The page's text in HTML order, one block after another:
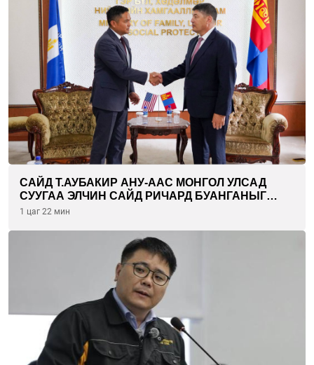
САЙД Т.АУБАКИР АНУ-ААС МОНГОЛ УЛСАД
СУУГАА ЭЛЧИН САЙД РИЧАРД БУАНГАНЫГ
ХҮЛЭЭН АВЧ УУЛЗЛАА
1 цаг 22 мин